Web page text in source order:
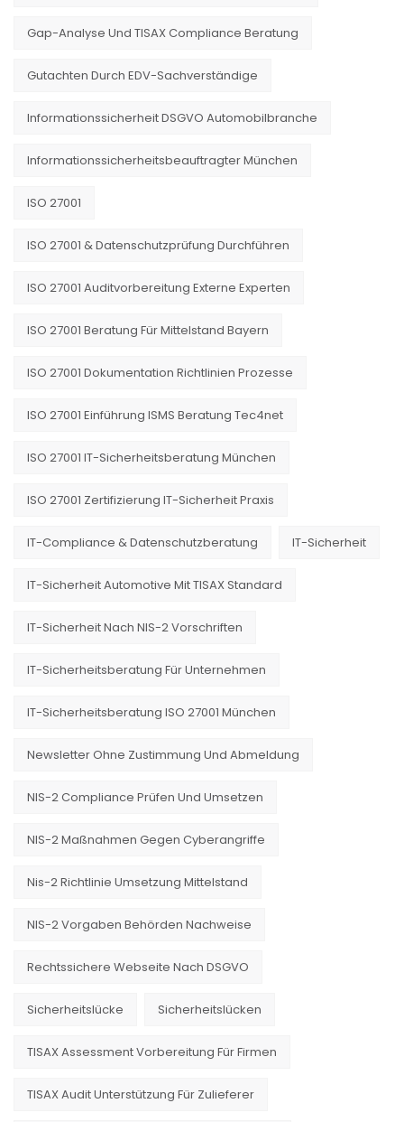
Gap-Analyse Und TISAX Compliance Beratung
Gutachten Durch EDV-Sachverständige
Informationssicherheit DSGVO Automobilbranche
Informationssicherheitsbeauftragter München
ISO 27001
ISO 27001 & Datenschutzprüfung Durchführen
ISO 27001 Auditvorbereitung Externe Experten
ISO 27001 Beratung Für Mittelstand Bayern
ISO 27001 Dokumentation Richtlinien Prozesse
ISO 27001 Einführung ISMS Beratung Tec4net
ISO 27001 IT-Sicherheitsberatung München
ISO 27001 Zertifizierung IT-Sicherheit Praxis
IT-Compliance & Datenschutzberatung IT-Sicherheit
IT-Sicherheit Automotive Mit TISAX Standard
IT-Sicherheit Nach NIS-2 Vorschriften
IT-Sicherheitsberatung Für Unternehmen
IT-Sicherheitsberatung ISO 27001 München
Newsletter Ohne Zustimmung Und Abmeldung
NIS-2 Compliance Prüfen Und Umsetzen
NIS-2 Maßnahmen Gegen Cyberangriffe
Nis-2 Richtlinie Umsetzung Mittelstand
NIS-2 Vorgaben Behörden Nachweise
Rechtssichere Webseite Nach DSGVO
Sicherheitslücke Sicherheitslücken
TISAX Assessment Vorbereitung Für Firmen
TISAX Audit Unterstützung Für Zulieferer